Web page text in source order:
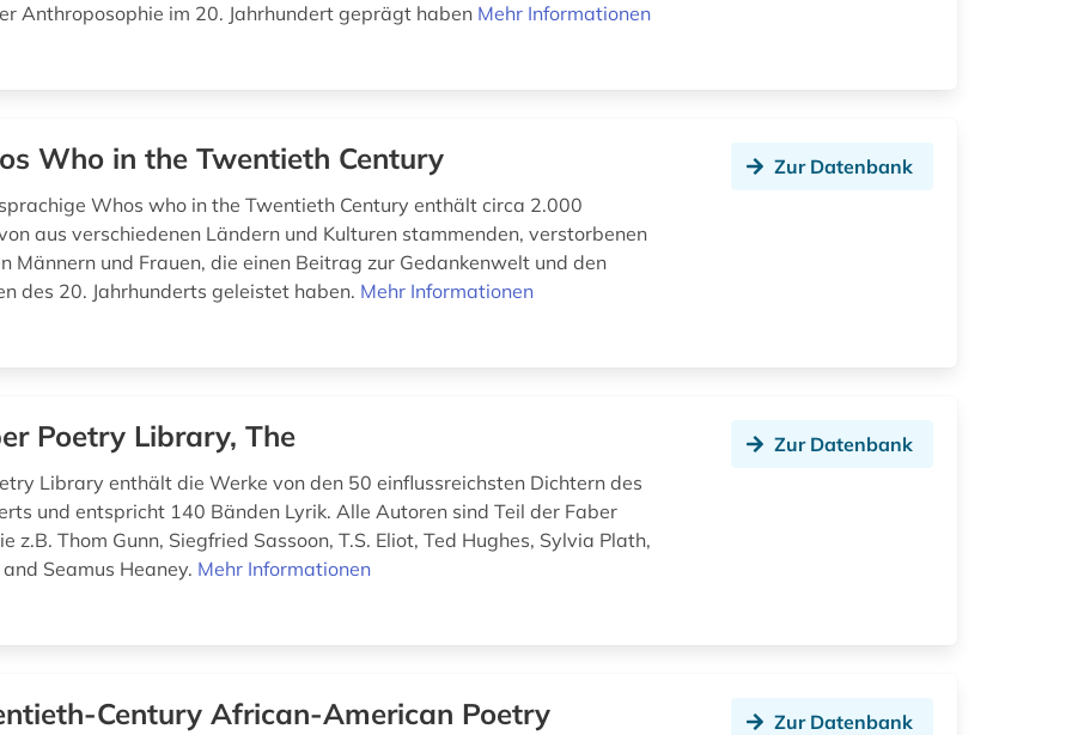
Anthroposophie im 20. Jahrhundert geprägt haben Mehr Informationen
Who in the Twentieth Century
Whos who in the Twentieth Century enthält circa 2.000
aus verschiedenen Ländern und Kulturen stammenden, verstorbenen
Männern und Frauen, die einen Beitrag zur Gedankenwelt und den
des 20. Jahrhunderts geleistet haben. Mehr Informationen
Zur Datenbank
Poetry Library, The
Library enthält die Werke von den 50 einflussreichsten Dichtern des
und entspricht 140 Bänden Lyrik. Alle Autoren sind Teil der Faber
z.B. Thom Gunn, Siegfried Sassoon, T.S. Eliot, Ted Hughes, Sylvia Plath,
Seamus Heaney. Mehr Informationen
Zur Datenbank
Century African-American Poetry Zur Datenbank